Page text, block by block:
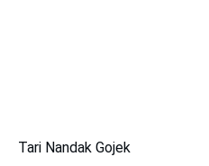
Tari Nandak Gojek